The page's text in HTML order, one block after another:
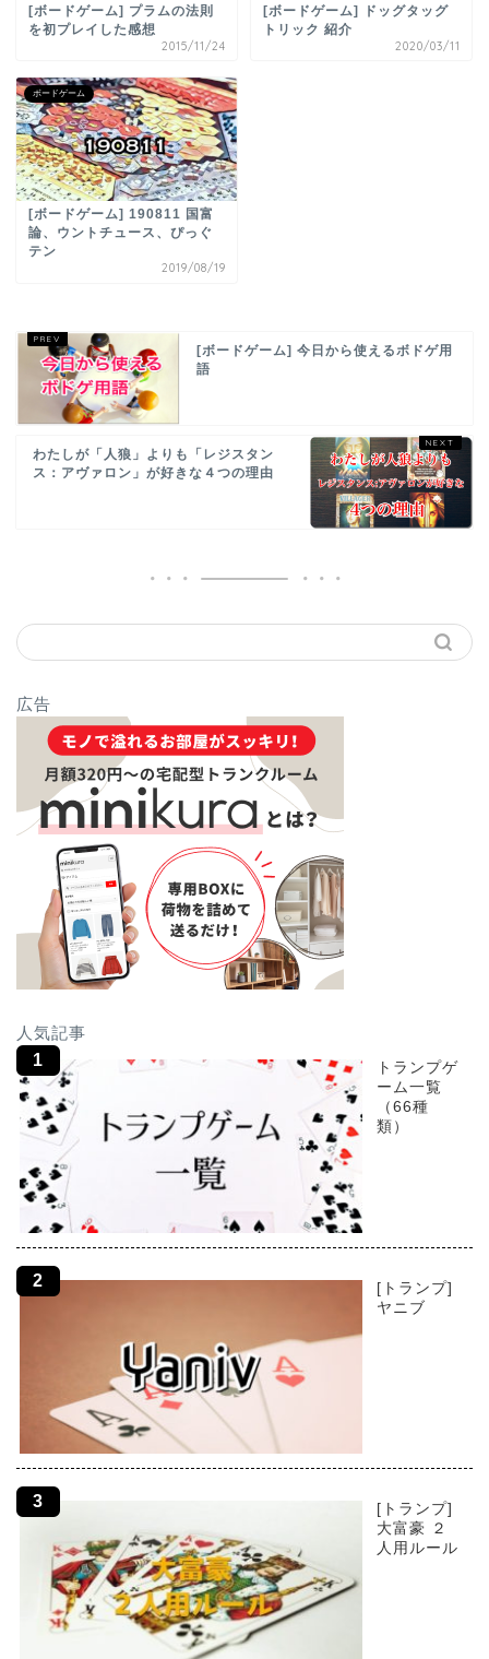
[ボードゲーム] プラムの法則
を初プレイした感想
2015/11/24
[ボードゲーム] ドッグタッグ
トリック 紹介
2020/03/11
ボードゲーム
[ボードゲーム] 190811 国富
論、ウントチュース、ぴっぐ
テン
2019/08/19
[ボードゲーム] 今日から使えるボドゲ用
語
わたしが「人狼」よりも「レジスタン
ス：アヴァロン」が好きな４つの理由
広告
人気記事
トランプゲ
ーム一覧
（66種
類）
[トランプ]
ヤニブ
[トランプ]
大富豪 ２
人用ルール